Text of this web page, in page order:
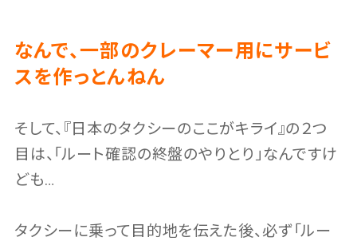
なんで、一部のクレーマー用にサービ
スを作っとんねん
そして、『日本のタクシーのここがキライ』の２つ
目は、「ルート確認の終盤のやりとり」なんですけ
ども…
タクシーに乗って目的地を伝えた後、必ず「ルー